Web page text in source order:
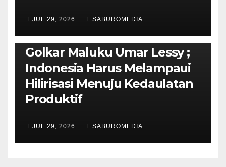
JUL 29, 2026 SABUROMEDIA
PENDIDIKAN & OLAHRAGA THE MOLUCCAS
Isi Materi LK-III HMI, Ketua
Golkar Maluku Umar Lessy ;
Indonesia Harus Melampaui
Hilirisasi Menuju Kedaulatan
Produktif
JUL 29, 2026 SABUROMEDIA